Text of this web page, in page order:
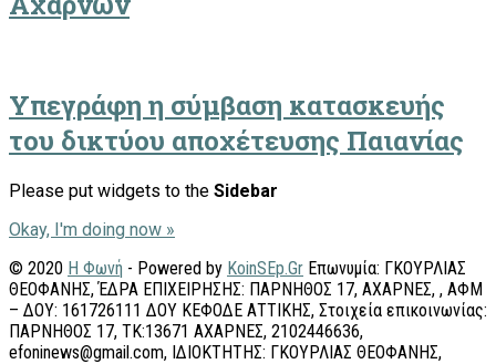
Υπεγράφη η σύμβαση κατασκευής
του δικτύου αποχέτευσης Παιανίας
Please put widgets to the Sidebar
Okay, I'm doing now »
© 2020 Η Φωνή - Powered by KoinSEp.Gr Επωνυμία: ΓΚΟΥΡΛΙΑΣ
ΘΕΟΦΑΝΗΣ, ΈΔΡΑ ΕΠΙΧΕΙΡΗΣΗΣ: ΠΑΡΝΗΘΟΣ 17, ΑΧΑΡΝΕΣ, , ΑΦΜ
– ΔΟΥ: 161726111 ΔΟΥ ΚΕΦΟΔΕ ΑΤΤΙΚΗΣ, Στοιχεία επικοινωνίας:
ΠΑΡΝΗΘΟΣ 17, ΤΚ:13671 ΑΧΑΡΝΕΣ, 2102446636,
efoninews@gmail.com, ΙΔΙΟΚΤΗΤΗΣ: ΓΚΟΥΡΛΙΑΣ ΘΕΟΦΑΝΗΣ,